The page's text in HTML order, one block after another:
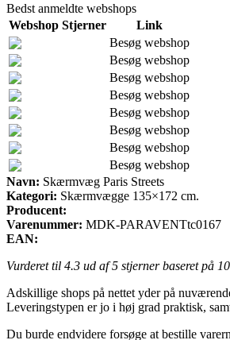
Bedst anmeldte webshops
Webshop Stjerner
Link
Besøg webshop
Besøg webshop
Besøg webshop
Besøg webshop
Besøg webshop
Besøg webshop
Besøg webshop
Besøg webshop
Navn: Skærmvæg Paris Streets
Kategori: Skærmvægge 135×172 cm.
Producent:
Varenummer: MDK-PARAVENTtc0167
EAN:
Vurderet til 4.3 ud af 5 stjerner baseret på 10
Adskillige shops på nettet yder på
Leveringstypen er jo i høj grad praktisk,
Du burde endvidere forsøge at bestille